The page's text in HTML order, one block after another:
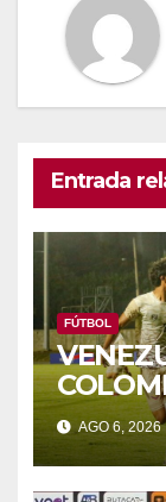
Entrada
FÚTBOL
DE LOS
AGO 6, 2026